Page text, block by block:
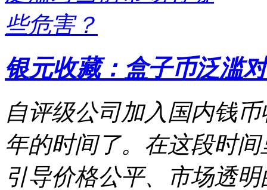
银元收藏：盒子币泛滥
自评级公司加入国内钱
年的时间了。在这段时
引导价格公平、市场透